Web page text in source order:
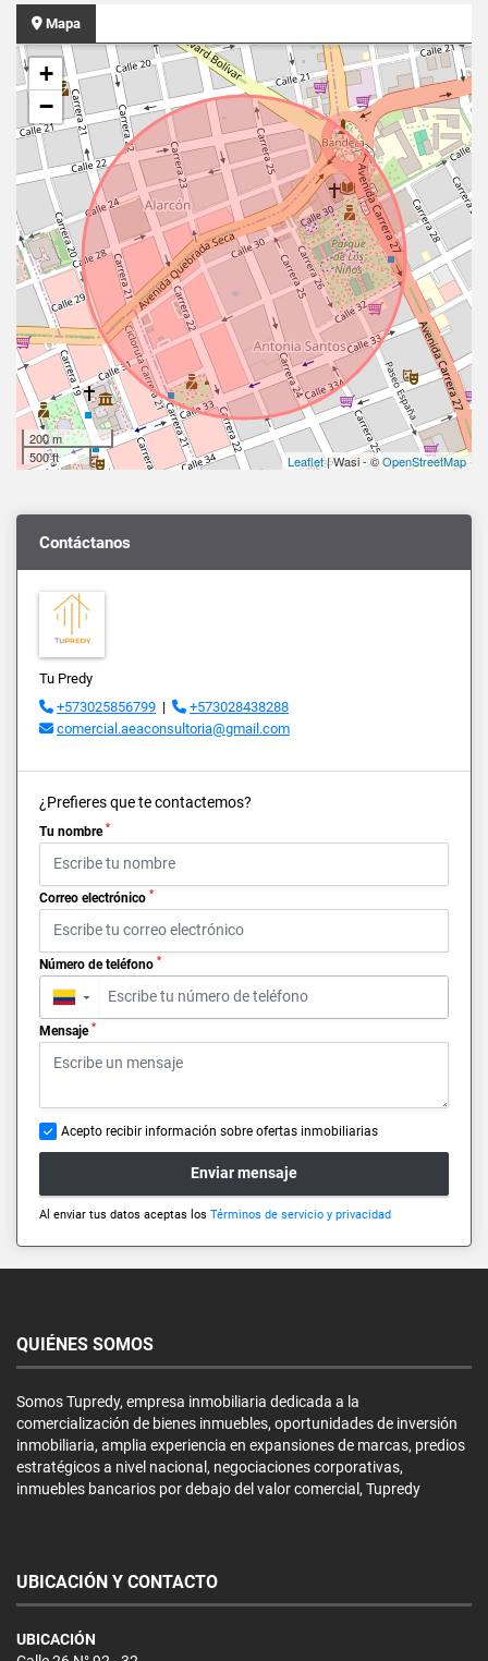
Mapa
+
−
200 m
500 ft
Leaflet| Wasi - ©OpenStreetMap
Contáctanos
Tu Predy
+573025856799 |
+573028438288
comercial.aeaconsultoria@gmail.com
¿Prefieres que te contactemos?
Tu nombre *
Correo electrónico *
Número de teléfono *
▼
Mensaje *
Acepto recibir información sobre ofertas inmobiliarias
Enviar mensaje
Al enviar tus datos aceptas los Términos de servicio y privacidad
QUIÉNES SOMOS
Somos Tupredy, empresa inmobiliaria dedicada a la
comercialización de bienes inmuebles, oportunidades de inversión
inmobiliaria, amplia experiencia en expansiones de marcas, predios
estratégicos a nivel nacional, negociaciones corporativas,
inmuebles bancarios por debajo del valor comercial, Tupredy
UBICACIÓN Y CONTACTO
UBICACIÓN